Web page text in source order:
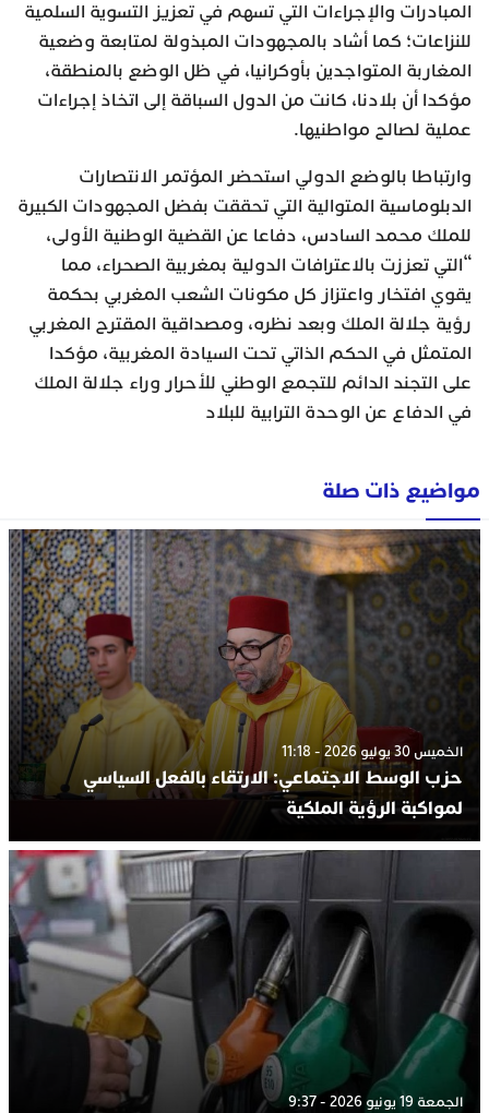
المبادرات والإجراءات التي تسهم في تعزيز التسوية السلمية
للنزاعات؛ كما أشاد بالمجهودات المبذولة لمتابعة وضعية
المغاربة المتواجدين بأوكرانيا، في ظل الوضع بالمنطقة،
مؤكدا أن بلادنا، كانت من الدول السباقة إلى اتخاذ إجراءات
عملية لصالح مواطنيها.
وارتباطا بالوضع الدولي استحضر المؤتمر الانتصارات
الدبلوماسية المتوالية التي تحققت بفضل المجهودات الكبيرة
للملك محمد السادس، دفاعا عن القضية الوطنية الأولى،
“التي تعززت بالاعترافات الدولية بمغربية الصحراء، مما
يقوي افتخار واعتزاز كل مكونات الشعب المغربي بحكمة
رؤية جلالة الملك وبعد نظره، ومصداقية المقترح المغربي
المتمثل في الحكم الذاتي تحت السيادة المغربية، مؤكدا
على التجند الدائم للتجمع الوطني للأحرار وراء جلالة الملك
في الدفاع عن الوحدة الترابية للبلاد
مواضيع ذات صلة
الخميس 30 يوليو 2026 - 11:18
حزب الوسط الاجتماعي: الارتقاء بالفعل السياسي
لمواكبة الرؤية الملكية
الجمعة 19 يونيو 2026 - 9:37